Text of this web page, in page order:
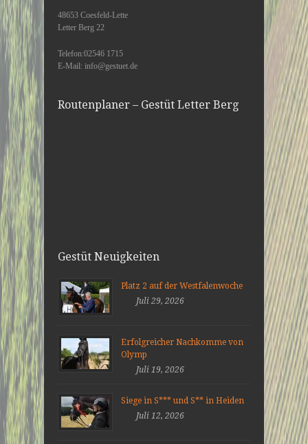
48653 Coesfeld-Lette
Letter Berg 22
Telefon:02546 1715
E-Mail: info@gestuet.de
Routenplaner – Gestüt Letter Berg
Gestüt Neuigkeiten
Platz 2 auf der Westfalenwoche
Juli 29, 2026
Erfolgreicher Nachkomme von
Olymp
Juli 19, 2026
Siege in S*** und S** in Heiden
Juli 12, 2026